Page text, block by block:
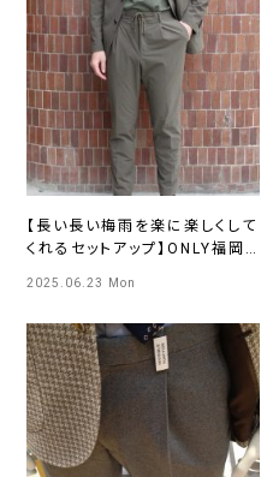
【長い長い梅雨を楽に楽しくして
くれるセットアップ】ONLY福岡
2025.06.23 Mon